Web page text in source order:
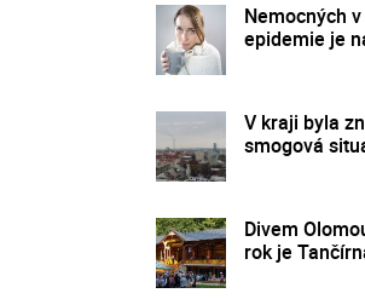
Nemocných
epidemie je
V kraji byla
smogová
Divem
rok je